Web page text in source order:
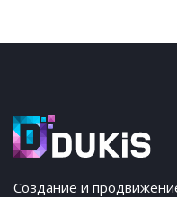
Создание и